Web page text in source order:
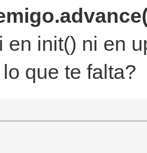
en init() ni en
que te falta?